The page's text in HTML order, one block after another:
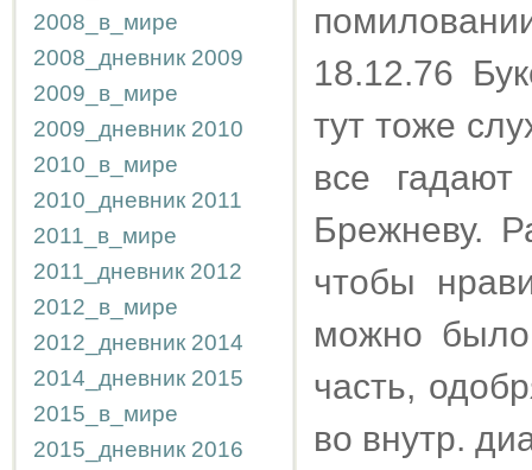
2008_в_мире
2008_дневник 2009
2009_в_мире
2009_дневник 2010
2010_в_мире
2010_дневник 2011
2011_в_мире
2011_дневник 2012
2012_в_мире
2012_дневник 2014
2014_дневник 2015
2015_в_мире
2015_дневник 2016
18.12.76
тут тоже
все
Брежневу.
чтобы
можно
часть,
во внутр.